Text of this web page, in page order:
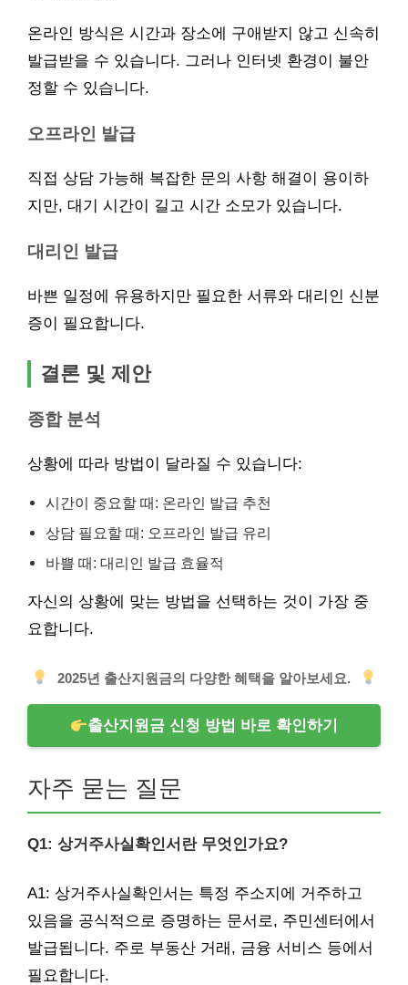
온라인 방식은 시간과 장소에 구애받지 않고 신속히
발급받을 수 있습니다. 그러나 인터넷 환경이 불안
정할 수 있습니다.
오프라인 발급
직접 상담 가능해 복잡한 문의 사항 해결이 용이하
지만, 대기 시간이 길고 시간 소모가 있습니다.
대리인 발급
바쁜 일정에 유용하지만 필요한 서류와 대리인 신분
증이 필요합니다.
결론 및 제안
종합 분석
상황에 따라 방법이 달라질 수 있습니다:
시간이 중요할 때: 온라인 발급 추천
상담 필요할 때: 오프라인 발급 유리
바쁠 때: 대리인 발급 효율적
자신의 상황에 맞는 방법을 선택하는 것이 가장 중
요합니다.
2025년 출산지원금의 다양한 혜택을 알아보세요.
출산지원금 신청 방법 바로 확인하기
자주 묻는 질문
Q1: 상거주사실확인서란 무엇인가요?
A1: 상거주사실확인서는 특정 주소지에 거주하고
있음을 공식적으로 증명하는 문서로, 주민센터에서
발급됩니다. 주로 부동산 거래, 금융 서비스 등에서
필요합니다.